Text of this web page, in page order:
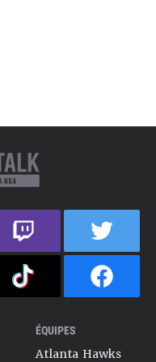
ÉQUIPES
Atlanta Hawks